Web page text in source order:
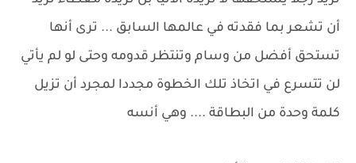
أن تشعر بما فقدته في عالمها السابق ... ترى أنها
تستحق أفضل من وسام وتنتظر قدومه وحتى لو لم يأتي
لن تتسرع في اتخاذ تلك الخطوة مجددا لمجرد أن تزيل
كلمة وحدة من البطاقة .... وهي أنسه